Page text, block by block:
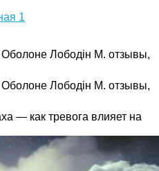
1
— как тревога влияет на